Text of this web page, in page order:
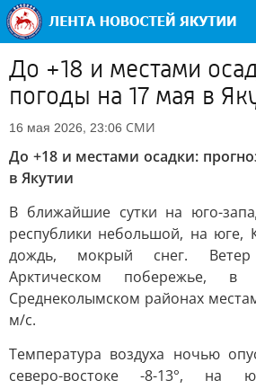
До +18 и местами
погоды на 17 мая в
16 мая 2026, 23:06 СМИ
До +18 и местами осадки:
в Якутии
В ближайшие сутки на юго-
республики небольшой, на юге,
дождь, мокрый снег.
Арктическом побережье, в
Среднеколымском районах
м/с.
Температура воздуха ночью
северо-востоке -8-13°, на